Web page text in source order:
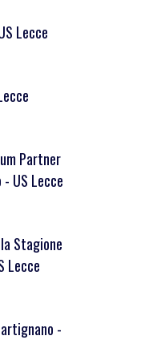
Lecce
Partner
US Lecce
Stagione
Lecce
-